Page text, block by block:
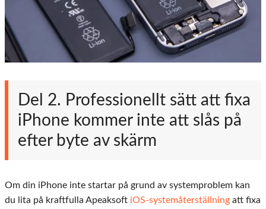
Del 2. Professionellt sätt att fixa
iPhone kommer inte att slås på
efter byte av skärm
Om din iPhone inte startar på grund av systemproblem kan
du lita på kraftfulla Apeaksoft iOS-systemåterställning att fixa